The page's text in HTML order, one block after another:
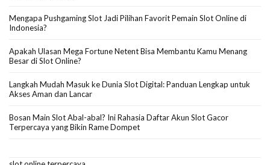
Mengapa Pushgaming Slot Jadi Pilihan Favorit Pemain Slot Online di
Indonesia?
Apakah Ulasan Mega Fortune Netent Bisa Membantu Kamu Menang
Besar di Slot Online?
Langkah Mudah Masuk ke Dunia Slot Digital: Panduan Lengkap untuk
Akses Aman dan Lancar
Bosan Main Slot Abal-abal? Ini Rahasia Daftar Akun Slot Gacor
Terpercaya yang Bikin Rame Dompet